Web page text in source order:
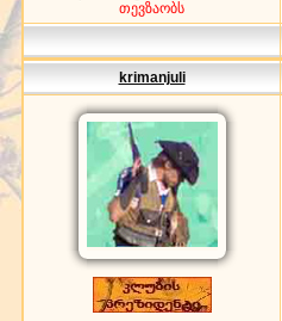
თევზაობს
krimanjuli